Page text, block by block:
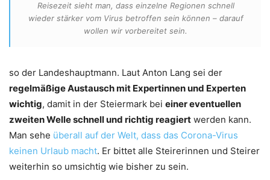
Reisezeit sieht man, dass einzelne Regionen schnell
wieder stärker vom Virus betroffen sein können – darauf
wollen wir vorbereitet sein.
so der Landeshauptmann. Laut Anton Lang sei der
regelmäßige Austausch mit Expertinnen und Experten
wichtig, damit in der Steiermark bei einer eventuellen
zweiten Welle schnell und richtig reagiert werden kann.
Man sehe überall auf der Welt, dass das Corona-Virus
keinen Urlaub macht. Er bittet alle Steirerinnen und Steirer
weiterhin so umsichtig wie bisher zu sein.